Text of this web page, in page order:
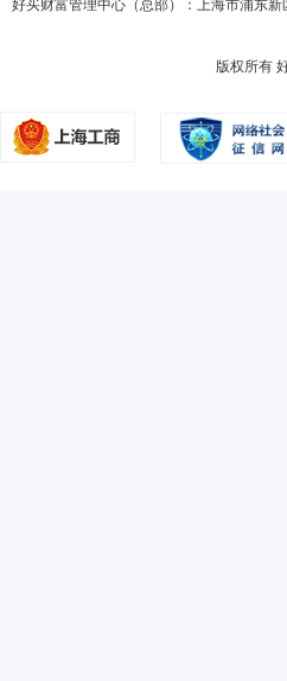
金管理有限公司财务部高级财
通海外投资基金管理(上海)有限
好买财富管理中心（总部）：上海市浦东
版权所有